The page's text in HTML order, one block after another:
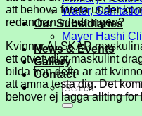
Water,
Our Subsidiaries
Mayer Hashi
News & Events
Gallery
Contact
att behova foreta under
redan fran inledningen?
Kvinnor ALSKAR
ett otvetydigt maskulint
bilda fran detta ar att
att amna testa dig. Det
behover ej lagga allting for